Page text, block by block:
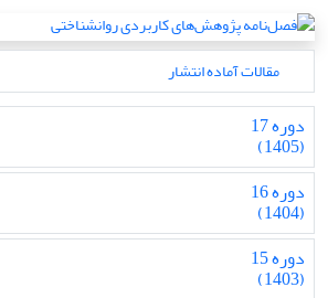
مقالات آماده انتشار
دوره 17
(1405)
دوره 16
(1404)
دوره 15
(1403)